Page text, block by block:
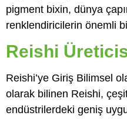
pigment bixin, dünya
renklendiricilerin önemli
Reishi
Reishi’ye Giriş Bilimsel
olarak bilinen Reishi,
endüstrilerdeki geniş